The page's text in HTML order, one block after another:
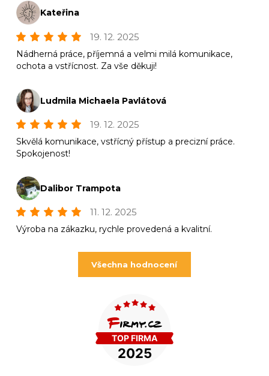
Kateřina
19. 12. 2025
Nádherná práce, příjemná a velmi milá komunikace,
ochota a vstřícnost. Za vše děkuji!
Ludmila Michaela Pavlátová
19. 12. 2025
Skvělá komunikace, vstřícný přístup a precizní práce.
Spokojenost!
Dalibor Trampota
11. 12. 2025
Výroba na zákazku, rychle provedená a kvalitní.
Všechna hodnocení